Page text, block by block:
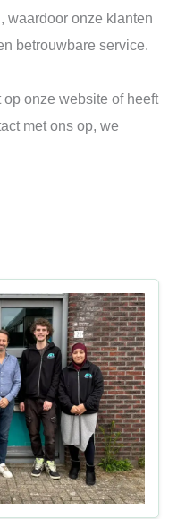
waardoor onze klanten
betrouwbare service.
onze website of heeft
met ons op, we